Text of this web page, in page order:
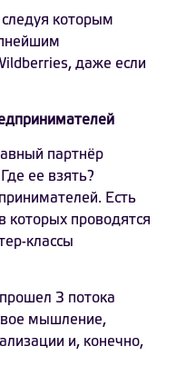
следуя которым
даже если
партнёр
ее взять?
Есть
которых проводятся
классы
3 потока
мышление,
и, конечно,